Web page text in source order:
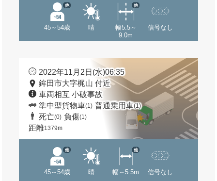
45～54歳
他
晴
幅5.5～
9.0m
他
信号なし
2022年11月2日(水)06:35
鉾田市大字梶山 付近
車両相互 小破事故
準中型貨物車(1) 普通乗用車(1)
死亡(0) 負傷(1)
距離1379m
45～54歳
他
晴 幅～5.5m
他
信号なし